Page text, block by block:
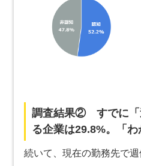
調査結果② すでに「
る企業は29.8%。「
続いて、現在の勤務先で